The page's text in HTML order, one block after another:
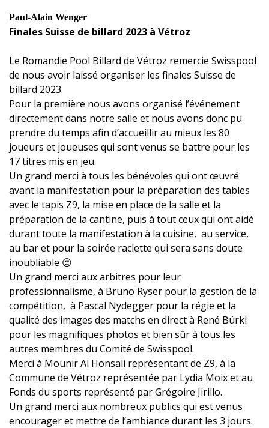
Paul-Alain Wenger
Finales Suisse de billard 2023 à Vétroz
Le Romandie Pool Billard de Vétroz remercie Swisspool
de nous avoir laissé organiser les finales Suisse de
billard 2023.
Pour la première nous avons organisé l’événement
directement dans notre salle et nous avons donc pu
prendre du temps afin d’accueillir au mieux les 80
joueurs et joueuses qui sont venus se battre pour les
17 titres mis en jeu.
Un grand merci à tous les bénévoles qui ont œuvré
avant la manifestation pour la préparation des tables
avec le tapis Z9, la mise en place de la salle et la
préparation de la cantine, puis à tout ceux qui ont aidé
durant toute la manifestation à la cuisine, au service,
au bar et pour la soirée raclette qui sera sans doute
inoubliable 😍
Un grand merci aux arbitres pour leur
professionnalisme, à Bruno Ryser pour la gestion de la
compétition, à Pascal Nydegger pour la régie et la
qualité des images des matchs en direct à René Bürki
pour les magnifiques photos et bien sûr à tous les
autres membres du Comité de Swisspool.
Merci à Mounir Al Honsali représentant de Z9, à la
Commune de Vétroz représentée par Lydia Moix et au
Fonds du sports représenté par Grégoire Jirillo.
Un grand merci aux nombreux publics qui est venus
encourager et mettre de l’ambiance durant les 3 jours.